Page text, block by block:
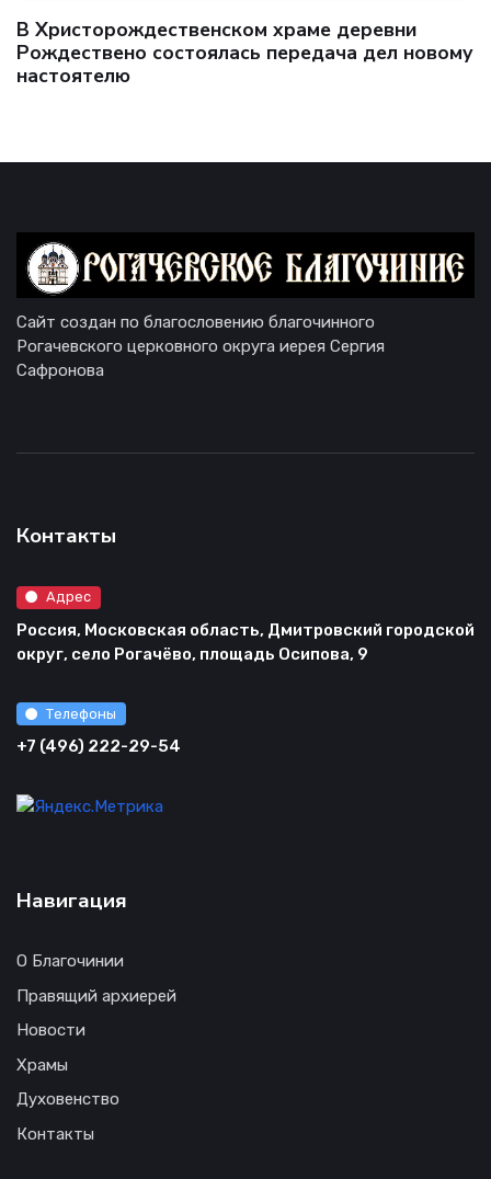
В Христорождественском храме деревни
Рождествено состоялась передача дел новому
настоятелю
Сайт создан по благословению благочинного
Рогачевского церковного округа иерея Сергия
Сафронова
Контакты
Адрес
Россия, Московская область, Дмитровский городской
округ, село Рогачёво, площадь Осипова, 9
Телефоны
+7 (496) 222-29-54
Навигация
О Благочинии
Правящий архиерей
Новости
Храмы
Духовенство
Контакты